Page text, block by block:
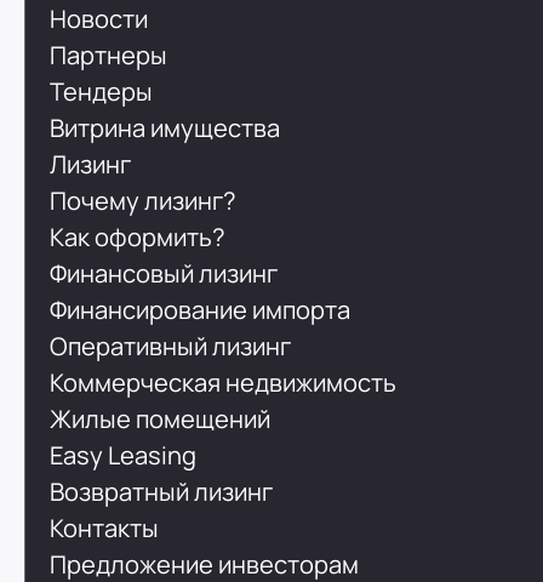
Новости
Партнеры
Тендеры
Витрина имущества
Лизинг
Почему лизинг?
Как оформить?
Финансовый лизинг
Финансирование импорта
Оперативный лизинг
Коммерческая недвижимость
Жилые помещений
Easy Leasing
Возвратный лизинг
Контакты
Предложение инвесторам